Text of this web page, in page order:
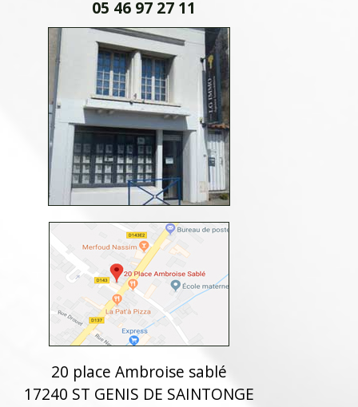
05 46 97 27 11
20 place Ambroise sablé
17240 ST GENIS DE SAINTONGE